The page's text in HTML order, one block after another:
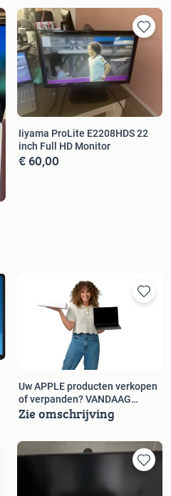
Iiyama ProLite E2208HDS 22
inch Full HD Monitor
€ 60,00
Uw APPLE producten verkopen
of verpanden? VANDAAG
GEREGELD!
Zie omschrijving